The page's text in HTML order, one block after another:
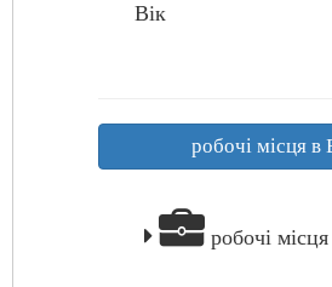
Вік
робочі місця в
робочі